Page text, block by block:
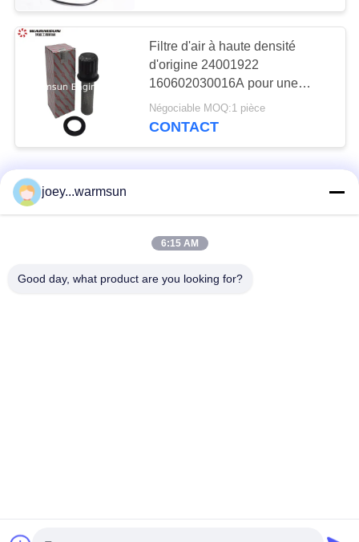
Filtre d'air à haute densité
d'origine 24001922
160602030016A pour une
excavatrice SANY XCMG
Négociable MOQ:1 pièce
CONTACT
joey...warmsun
6:15 AM
Good day, what product are you looking for?